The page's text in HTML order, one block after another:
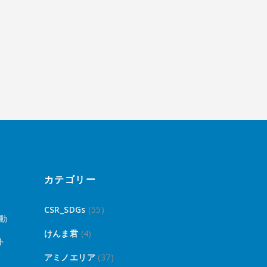
カテゴリー
CSR_SDGs (55)
けんま君 (4)
アミノエリア (37)